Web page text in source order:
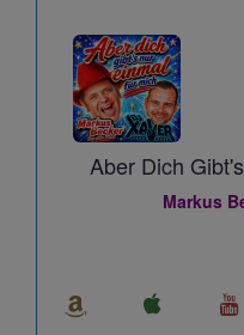
Aber Dich
Markus